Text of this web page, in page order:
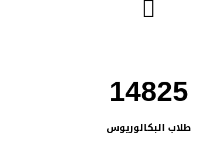
14825
طلاب البكالوريوس